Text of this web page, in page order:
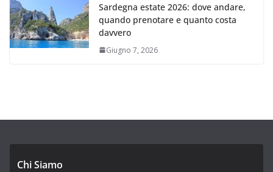
Sardegna estate 2026: dove andare,
quando prenotare e quanto costa
davvero
Giugno 7, 2026
Chi Siamo